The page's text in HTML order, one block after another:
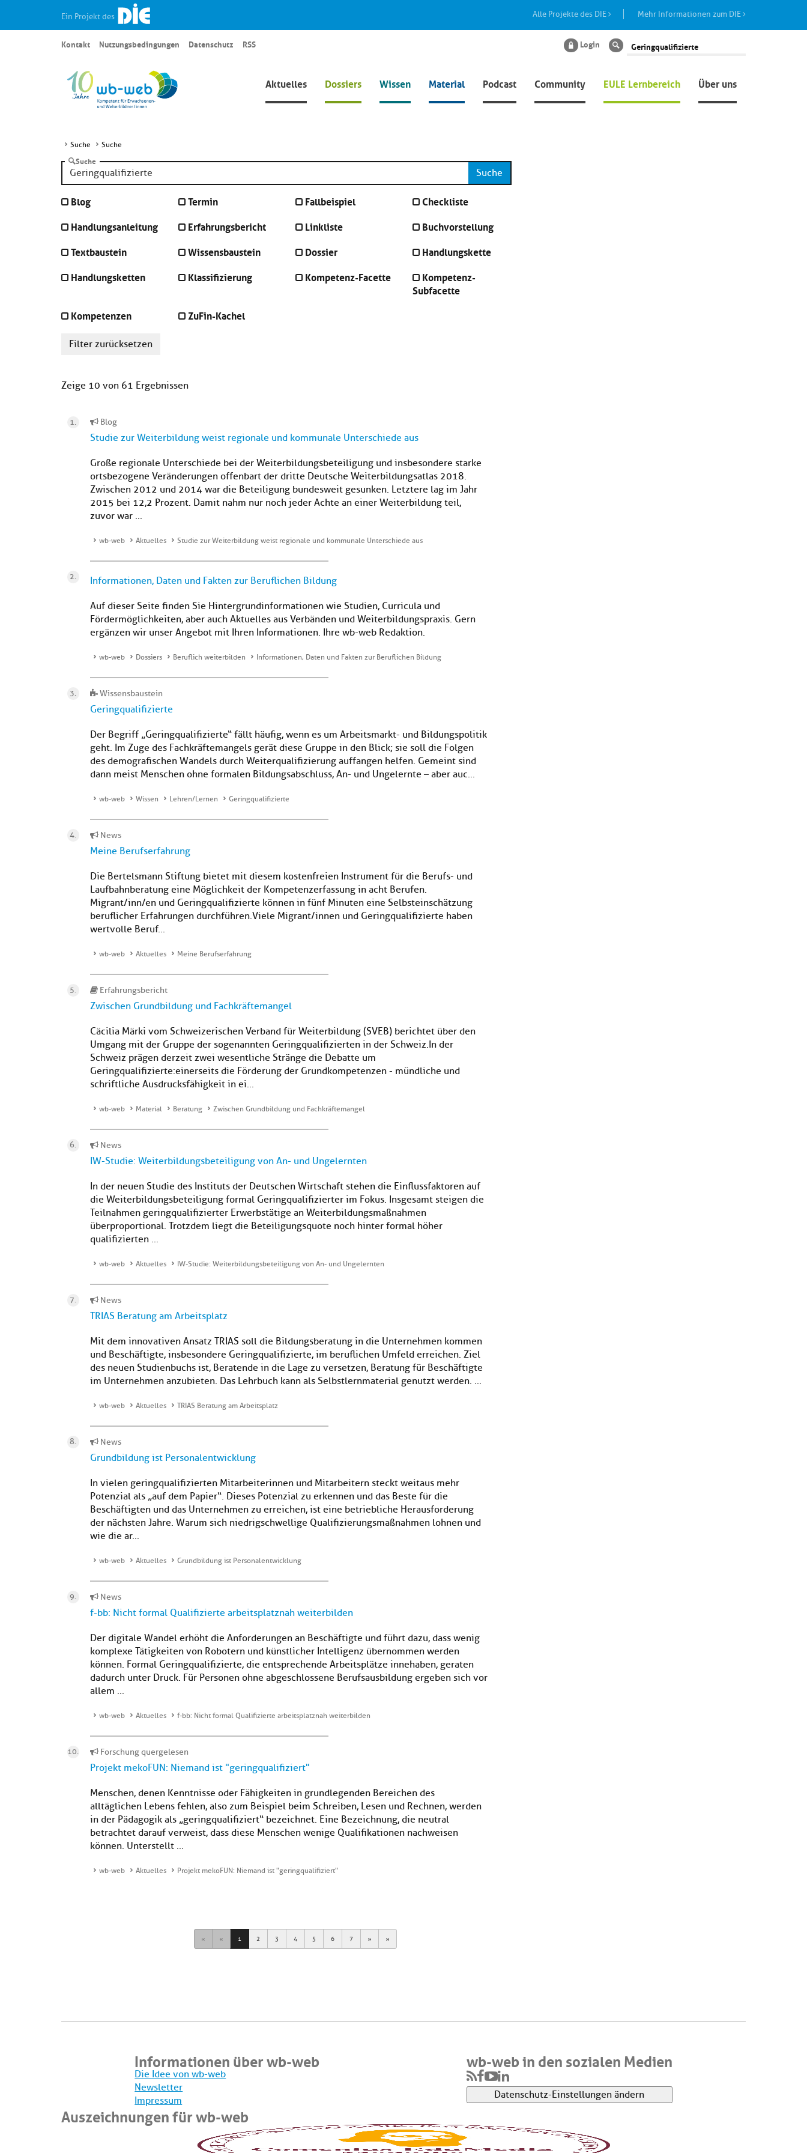
Ein Projekt des Alle Projekte des DIE Mehr Informationen zum DIE
Aktuelles Dossiers Wissen Material Podcast Community EULE Lernbereich Über uns
Kontakt Nutzungsbedingungen Datenschutz RSS Login Suche
Suche Suche
Suche
Suche
Blog Termin Fallbeispiel
Checkliste
Handlungsanleitung
Erfahrungsbericht Linkliste
Buchvorstellung
Textbaustein
Wissensbaustein Dossier
Handlungskette
Handlungsketten
Klassifizierung Kompetenz-Facette
Kompetenz-
Subfacette
Kompetenzen
ZuFin-Kachel
Filter zurücksetzen
Zeige 10 von 61 Ergebnissen
Blog
Studie zur Weiterbildung weist regionale und kommunale Unterschiede aus
Große regionale Unterschiede bei der Weiterbildungsbeteiligung und insbesondere starke
ortsbezogene Veränderungen offenbart der dritte Deutsche Weiterbildungsatlas 2018.
Zwischen 2012 und 2014 war die Beteiligung bundesweit gesunken. Letztere lag im Jahr
2015 bei 12,2 Prozent. Damit nahm nur noch jeder Achte an einer Weiterbildung teil,
zuvor war ...
wb-web Aktuelles Studie zur Weiterbildung weist regionale und kommunale Unterschiede aus
Informationen, Daten und Fakten zur Beruflichen Bildung
Auf dieser Seite finden Sie Hintergrundinformationen wie Studien, Curricula und
Fördermöglichkeiten, aber auch Aktuelles aus Verbänden und Weiterbildungspraxis. Gern
ergänzen wir unser Angebot mit Ihren Informationen. Ihre wb-web Redaktion.
wb-web Dossiers Beruflich weiterbilden Informationen, Daten und Fakten zur Beruflichen Bildung
Wissensbaustein
Geringqualifizierte
Der Begriff „Geringqualifizierte“ fällt häufig, wenn es um Arbeitsmarkt- und Bildungspolitik
geht. Im Zuge des Fachkräftemangels gerät diese Gruppe in den Blick; sie soll die Folgen
des demografischen Wandels durch Weiterqualifizierung auffangen helfen. Gemeint sind
dann meist Menschen ohne formalen Bildungsabschluss, An- und Ungelernte – aber auc...
wb-web Wissen Lehren/Lernen Geringqualifizierte
News
Meine Berufserfahrung
Die Bertelsmann Stiftung bietet mit diesem kostenfreien Instrument für die Berufs- und
Laufbahnberatung eine Möglichkeit der Kompetenzerfassung in acht Berufen.
Migrant/inn/en und Geringqualifizierte können in fünf Minuten eine Selbsteinschätzung
beruflicher Erfahrungen durchführen.Viele Migrant/innen und Geringqualifizierte haben
wertvolle Beruf...
wb-web Aktuelles Meine Berufserfahrung
Erfahrungsbericht
Zwischen Grundbildung und Fachkräftemangel
Cäcilia Märki vom Schweizerischen Verband für Weiterbildung (SVEB) berichtet über den
Umgang mit der Gruppe der sogenannten Geringqualifizierten in der Schweiz.In der
Schweiz prägen derzeit zwei wesentliche Stränge die Debatte um
Geringqualifizierte:einerseits die Förderung der Grundkompetenzen - mündliche und
schriftliche Ausdrucksfähigkeit in ei...
wb-web Material Beratung Zwischen Grundbildung und Fachkräftemangel
News
IW-Studie: Weiterbildungsbeteiligung von An- und Ungelernten
In der neuen Studie des Instituts der Deutschen Wirtschaft stehen die Einflussfaktoren auf
die Weiterbildungsbeteiligung formal Geringqualifizierter im Fokus. Insgesamt steigen die
Teilnahmen geringqualifizierter Erwerbstätige an Weiterbildungsmaßnahmen
überproportional. Trotzdem liegt die Beteiligungsquote noch hinter formal höher
qualifizierten ...
wb-web Aktuelles IW-Studie: Weiterbildungsbeteiligung von An- und Ungelernten
News
TRIAS Beratung am Arbeitsplatz
Mit dem innovativen Ansatz TRIAS soll die Bildungsberatung in die Unternehmen kommen
und Beschäftigte, insbesondere Geringqualifizierte, im beruflichen Umfeld erreichen. Ziel
des neuen Studienbuchs ist, Beratende in die Lage zu versetzen, Beratung für Beschäftigte
im Unternehmen anzubieten. Das Lehrbuch kann als Selbstlernmaterial genutzt werden. ...
wb-web Aktuelles TRIAS Beratung am Arbeitsplatz
News
Grundbildung ist Personalentwicklung
In vielen geringqualifizierten Mitarbeiterinnen und Mitarbeitern steckt weitaus mehr
Potenzial als „auf dem Papier“. Dieses Potenzial zu erkennen und das Beste für die
Beschäftigten und das Unternehmen zu erreichen, ist eine betriebliche Herausforderung
der nächsten Jahre. Warum sich niedrigschwellige Qualifizierungsmaßnahmen lohnen und
wie die ar...
wb-web Aktuelles Grundbildung ist Personalentwicklung
News
f-bb: Nicht formal Qualifizierte arbeitsplatznah weiterbilden
Der digitale Wandel erhöht die Anforderungen an Beschäftigte und führt dazu, dass wenig
komplexe Tätigkeiten von Robotern und künstlicher Intelligenz übernommen werden
können. Formal Geringqualifizierte, die entsprechende Arbeitsplätze innehaben, geraten
dadurch unter Druck. Für Personen ohne abgeschlossene Berufsausbildung ergeben sich vor
allem ...
wb-web Aktuelles f-bb: Nicht formal Qualifizierte arbeitsplatznah weiterbilden
Forschung quergelesen
Projekt mekoFUN: Niemand ist "geringqualifiziert"
Menschen, denen Kenntnisse oder Fähigkeiten in grundlegenden Bereichen des
alltäglichen Lebens fehlen, also zum Beispiel beim Schreiben, Lesen und Rechnen, werden
in der Pädagogik als „geringqualifiziert“ bezeichnet. Eine Bezeichnung, die neutral
betrachtet darauf verweist, dass diese Menschen wenige Qualifikationen nachweisen
können. Unterstellt ...
wb-web Aktuelles Projekt mekoFUN: Niemand ist "geringqualifiziert"
First Previous
1 2 3 4 5 6 7 Next Last
Informationen über wb-web
Die Idee von wb-web
Newsletter
Impressum
wb-web in den sozialen Medien
Datenschutz-Einstellungen ändern
Auszeichnungen für wb-web